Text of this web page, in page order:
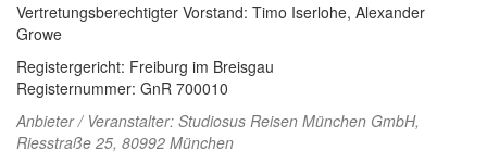
Vertretungsberechtigter Vorstand: Timo Iserlohe, Alexander
Growe
Registergericht: Freiburg im Breisgau
Registernummer: GnR 700010
Anbieter / Veranstalter: Studiosus Reisen München GmbH,
Riesstraße 25, 80992 München